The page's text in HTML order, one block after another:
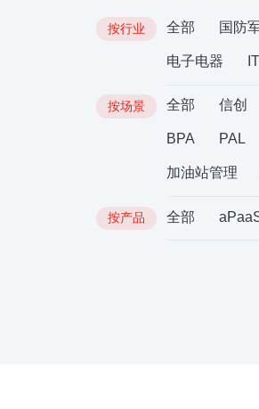
按行业 全部 国防
电子电器
按场景 全部 信创
BPA PAL
加油站管理
按产品 全部